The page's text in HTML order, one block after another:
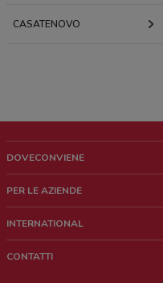
CASATENOVO
DOVECONVIENE
Chi siamo
Lavora con noi
PER LE AZIENDE
Richieste commerciali e marketing
INTERNATIONAL
CONTATTI